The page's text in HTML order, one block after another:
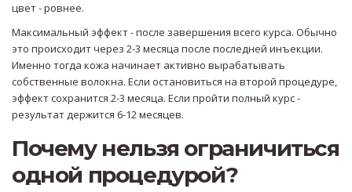
цвет - ровнее.
Максимальный эффект - после завершения всего курса. Обычно
это происходит через 2-3 месяца после последней инъекции.
Именно тогда кожа начинает активно вырабатывать
собственные волокна. Если остановиться на второй процедуре,
эффект сохранится 2-3 месяца. Если пройти полный курс -
результат держится 6-12 месяцев.
Почему нельзя ограничиться
одной процедурой?